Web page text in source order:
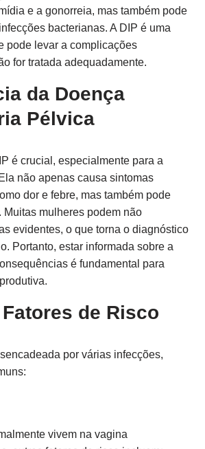
e a gonorreia, mas também pode
bacterianas. A DIP é uma
pode levar a complicações
for tratada adequadamente.
da Doença
Pélvica
é crucial, especialmente para a
não apenas causa sintomas
dor e febre, mas também pode
Muitas mulheres podem não
evidentes, o que torna o diagnóstico
Portanto, estar informada sobre a
é fundamental para
de Risco
por várias infecções,
vivem na vagina